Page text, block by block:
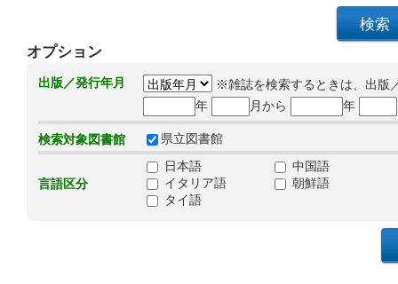
オプション
出版／発行年月
※雑誌を検索するときは、出版
年
月から 年
検索対象図書館 県立図書館
言語区分
日本語
中国語
イタリア語
朝鮮語
タイ語